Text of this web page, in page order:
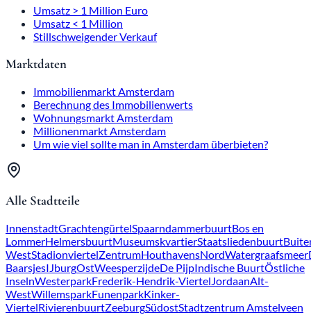
Umsatz > 1 Million Euro
Umsatz < 1 Million
Stillschweigender Verkauf
Marktdaten
Immobilienmarkt Amsterdam
Berechnung des Immobilienwerts
Wohnungsmarkt Amsterdam
Millionenmarkt Amsterdam
Um wie viel sollte man in Amsterdam überbieten?
Alle Stadtteile
InnenstadtGrachtengürtelSpaarndammerbuurtBos en
LommerHelmersbuurtMuseumskvartierStaatsliedenbuurt
WestStadionviertelZentrumHouthavensNordWatergraafsmeer
BaarsjesIJburgOstWeesperzijdeDe PijpIndische BuurtÖstliche
InselnWesterparkFrederik-Hendrik-ViertelJordaanAlt-
WestWillemsparkFunenparkKinker-
ViertelRivierenbuurtZeeburgSüdostStadtzentrum Amstelveen